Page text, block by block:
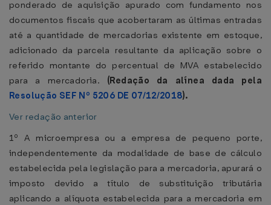
ponderado de aquisição apurado com fundamento nos
documentos fiscais que acobertaram as últimas entradas
até a quantidade de mercadorias existente em estoque,
adicionado da parcela resultante da aplicação sobre o
referido montante do percentual de MVA estabelecido
para a mercadoria. (Redação da alínea dada pela
Resolução SEF Nº 5206 DE 07/12/2018).
Ver redação anterior
1º A microempresa ou a empresa de pequeno porte,
independentemente da modalidade de base de cálculo
estabelecida pela legislação para a mercadoria, apurará o
imposto devido a título de substituição tributária
aplicando a alíquota estabelecida para a mercadoria em